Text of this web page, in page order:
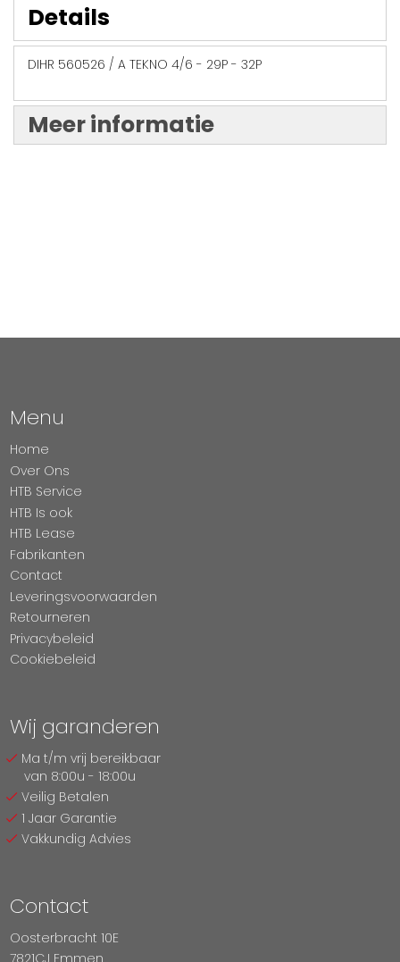
Details
DIHR 560526 / A TEKNO 4/6 - 29P - 32P
Meer informatie
Menu
Home
Over Ons
HTB Service
HTB Is ook
HTB Lease
Fabrikanten
Contact
Leveringsvoorwaarden
Retourneren
Privacybeleid
Cookiebeleid
Wij garanderen
Ma t/m vrij bereikbaar
van 8:00u - 18:00u
Veilig Betalen
1 Jaar Garantie
Vakkundig Advies
Contact
Oosterbracht 10E
7821CJ Emmen